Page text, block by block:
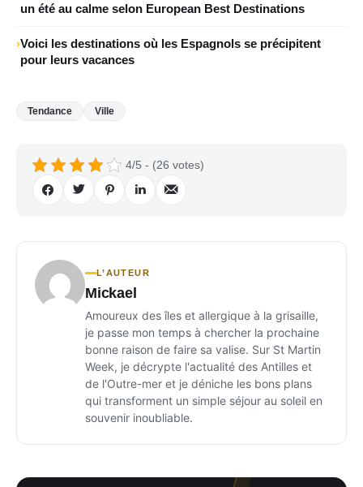
un été au calme selon European Best Destinations
Voici les destinations où les Espagnols se précipitent
pour leurs vacances
Tendance Ville
4/5 - (26 votes)
L’AUTEUR
Mickael
Amoureux des îles et allergique à la grisaille,
je passe mon temps à chercher la prochaine
bonne raison de faire sa valise. Sur St Martin
Week, je décrypte l'actualité des Antilles et
de l'Outre-mer et je déniche les bons plans
qui transforment un simple séjour au soleil en
souvenir inoubliable.